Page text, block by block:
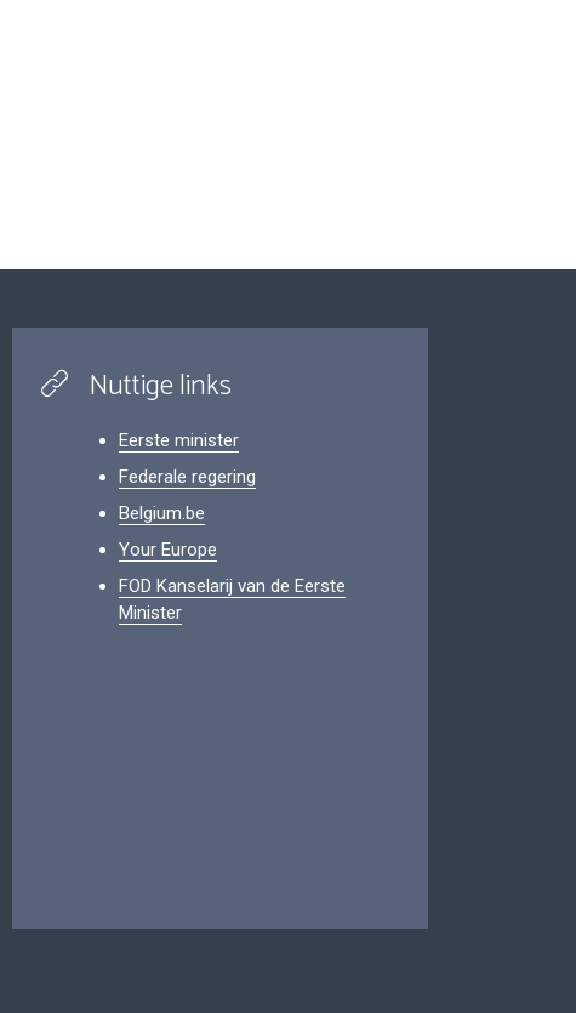
Nuttige links
Eerste minister
Federale regering
Belgium.be
Your Europe
FOD Kanselarij van de Eerste
Minister